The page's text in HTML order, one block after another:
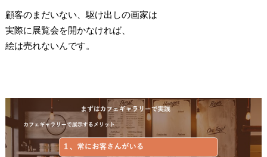
顧客のまだいない、駆け出しの画家は
実際に展覧会を開かなければ、
絵は売れないんです。